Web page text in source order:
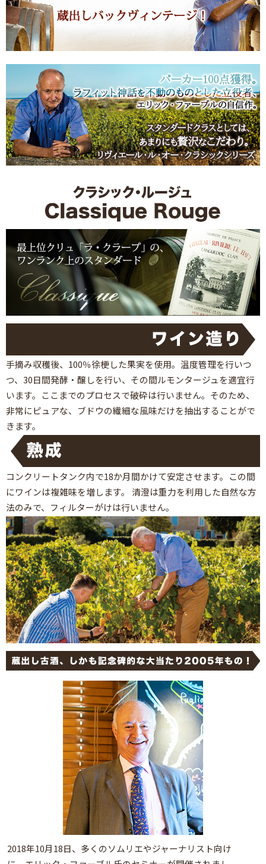
手摘み収穫後、100％徐梗した果実を使用。温度管理を行いつ
つ、30日間発酵・醸しを行い、その間ルモンタージュを適宜行
います。ここまでのプロセスで破砕は行いません。そのため、
非常にピュアな、ブドウの繊細な風味だけを抽出することがで
きます。
コンクリートタンク内で18か月間かけて安定させます。この間
にワインは複雑味を増します。 清澄は重力を利用した自然な方
法のみで、フィルターがけは行いません。
2018年10月18日、多くのソムリエやジャーナリスト向け